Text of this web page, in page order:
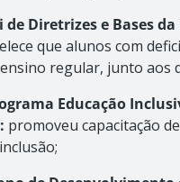
de Diretrizes e Bases
que alunos com
regular, junto aos
Educação
promoveu capacitação